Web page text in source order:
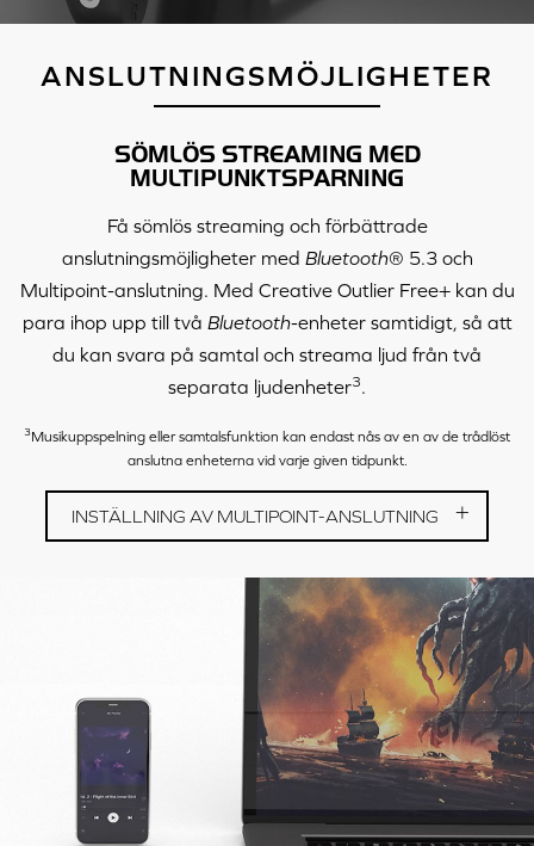
ANSLUTNINGSMÖJLIGHETER
SÖMLÖS STREAMING MED
MULTIPUNKTSPARNING
Få sömlös streaming och förbättrade
anslutningsmöjligheter med Bluetooth® 5.3 och
Multipoint-anslutning. Med Creative Outlier Free+kan du
para ihop upp till två Bluetooth-enheter samtidigt, så att
du kan svara på samtal och streama ljud från två
separata ljudenheter3.
3Musikuppspelning eller samtalsfunktion kan endast nås av en av de trådlöst
anslutna enheterna vid varje given tidpunkt.
INSTÄLLNING AV MULTIPOINT-ANSLUTNING